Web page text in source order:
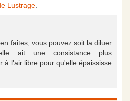
Lustrage
faites, vous pouvez soit la diluer
ait une consistance plus
à l'air libre pour qu'elle épaississe